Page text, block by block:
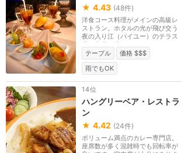
★ 4.43 (48件)
洋食コース料理がメインの高級レ
ストラン。ホタルの光が飛び交う
夜の入り江（バイユー）のテラス
席で食事を楽しめ...
テーブル
価格 $$$
雨でもOK
14位
ハングリーベア・レストラ
ン
★ 4.42 (24件)
ボリューム満点のカレー専門店。
座席数が多く混雑時でも回転率が